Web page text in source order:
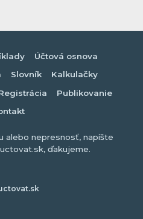
Účtová osnova
Slovník
Kalkulačky
Publikovanie
alebo nepresnosť, napíšte
ďakujeme.